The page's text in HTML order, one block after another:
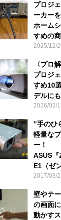
プロジ
ーカー
ホーム
すめの
〈プロ
プロジ
すめ10
デルに
”手のひ
軽量な
ー！
ASUS
E1（ゼ
壁やテ
の画面
動かす